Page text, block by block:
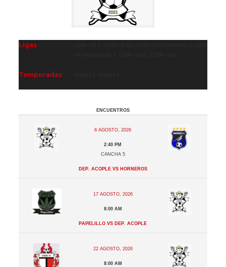
Ligas
Temporadas
Encuentros
8 agosto, 2026
2:40 pm
Cancha 5
Dep. Acople vs Horneros
17 agosto, 2026
8:00 am
Papelillo vs Dep. Acople
22 agosto, 2026
8:00 am